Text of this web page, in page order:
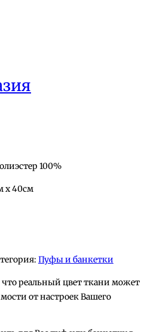
100%
х 40см
Пуфы и банкетки
реальный цвет ткани может
от настроек Вашего